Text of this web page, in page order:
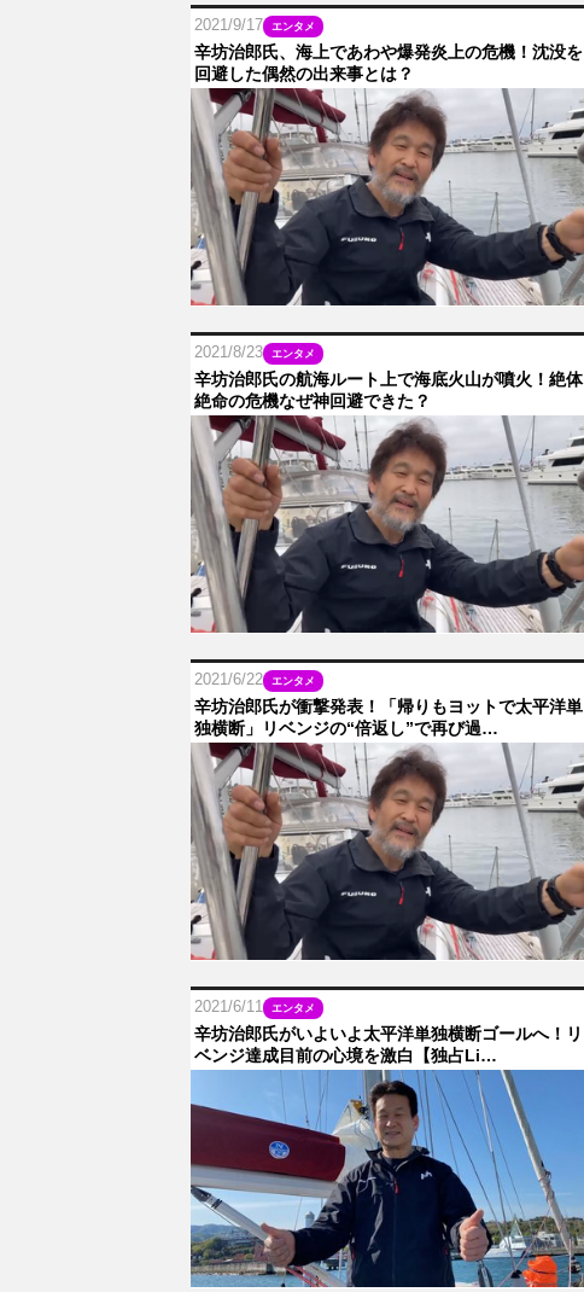
2021/9/17 エンタメ
辛坊治郎氏、海上であわや爆発炎上の危機！沈没を
回避した偶然の出来事とは？
2021/8/23 エンタメ
辛坊治郎氏の航海ルート上で海底火山が噴火！絶体
絶命の危機なぜ神回避できた？
2021/6/22 エンタメ
辛坊治郎氏が衝撃発表！「帰りもヨットで太平洋単
独横断」リベンジの“倍返し”で再び過…
2021/6/11 エンタメ
辛坊治郎氏がいよいよ太平洋単独横断ゴールへ！リ
ベンジ達成目前の心境を激白【独占Li…